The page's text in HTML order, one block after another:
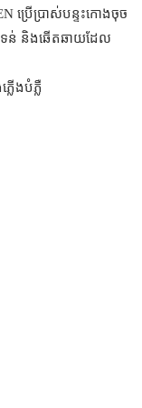
ប្រើប្រាស់បន្ទះកោងចុច
ទន់ និងឆើតឆាយដែល